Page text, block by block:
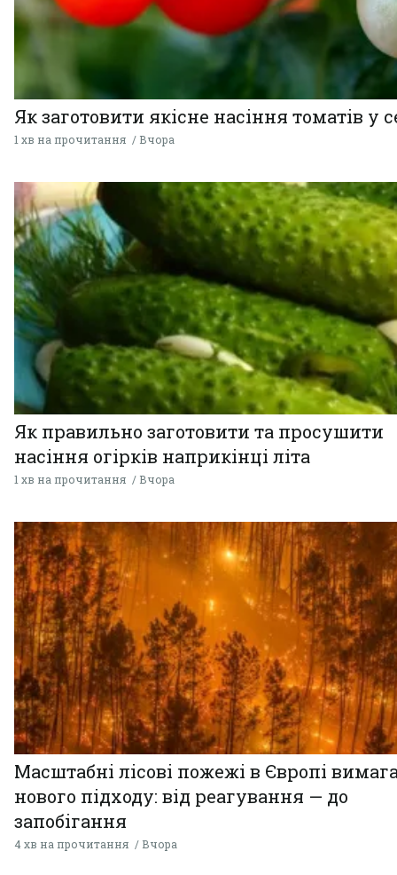
Як заготовити якісне насіння томатів у
1 хв на прочитання Вчора
Як правильно заготовити та просушити
насіння огірків наприкінці літа
1 хв на прочитання Вчора
Масштабні лісові пожежі в Європі
нового підходу: від реагування — до
запобігання
4 хв на прочитання Вчора